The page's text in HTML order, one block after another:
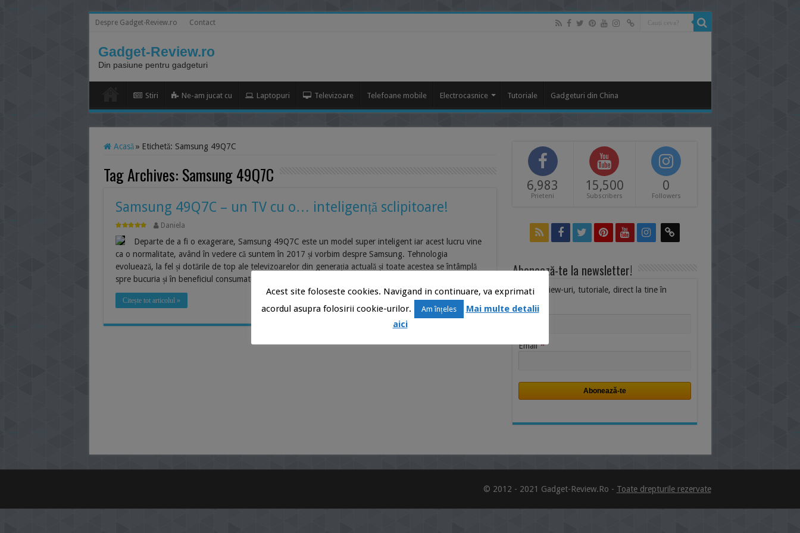
Despre Gadget-Review.ro Contact
Gadget-Review.ro
Din pasiune pentru gadgeturi
Stiri Ne-am jucat cu Laptopuri Televizoare Telefoane mobile Electrocasnice Tutoriale Gadgeturi din China
Acasă » Etichetă: Samsung 49Q7C
Tag Archives: Samsung 49Q7C
Samsung 49Q7C – un TV cu o… inteligență sclipitoare!
Daniela
Departe de a fi o exagerare, Samsung 49Q7C este un model super inteligent iar acest lucru vine
ca o normalitate, având în vedere că suntem în 2017 și vorbim despre Samsung. Tehnologia
evoluează, la fel și dotările de top ale televizoarelor din generația actuală și toate acestea se întâmplă
spre bucuria și în beneficiul consumatorului fidel perfecțiunii. Sunt multe de …
Citește tot articolul »
6,983
Prieteni
15,500
Subscribers
0
Followers
Abonează-te la newsletter!
Știri, review-uri, tutoriale, direct la tine în
Nume
Email*
© 2012 - 2021 Gadget-Review.Ro - Toate drepturile rezervate
Acest site foloseste cookies. Navigand in continuare, va exprimati
acordul asupra folosirii cookie-urilor.
Am înțeles
Mai multe detalii
aici